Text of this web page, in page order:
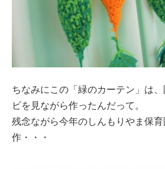
ちなみにこの「緑のカーテン」は
ビを見ながら作ったんだって。
残念ながら今年のしんもりやま保
作・・・